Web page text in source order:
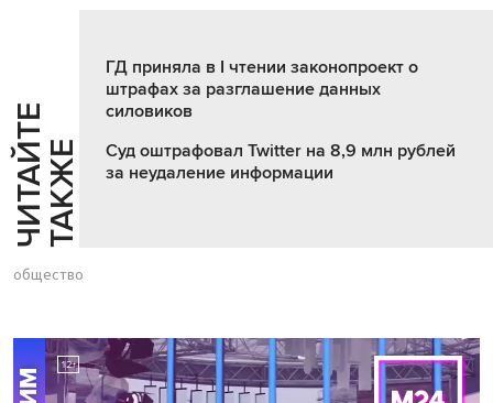
Ч
И
Т
АЙ
Т
Е
Т
А
К
ЖЕ
ГД приняла в I чтении законопроект о
штрафах за разглашение данных
силовиков
Суд оштрафовал Twitter на 8,9 млн рублей
за неудаление информации
общество